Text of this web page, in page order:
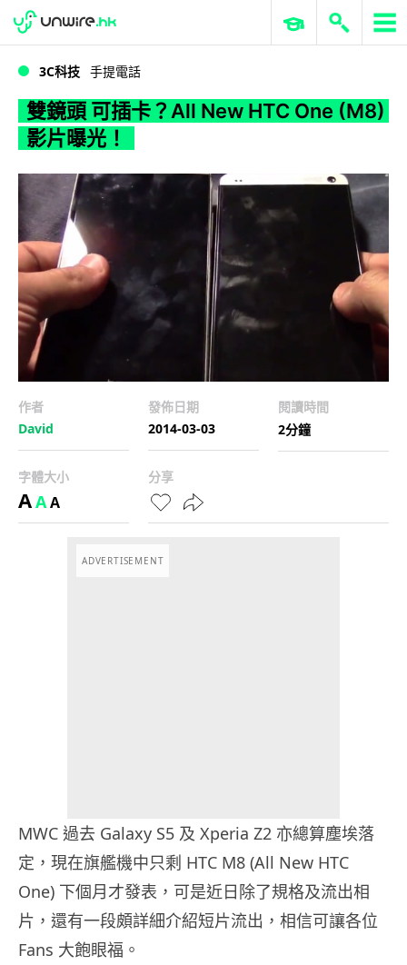
WWDC 2026 ERP 與商業 AI
3C科技 手提電話
雙鏡頭 可插卡？All New HTC One (M8)
影片曝光！
作者
David
發佈日期
2014-03-03
閱讀時間
2分鐘
字體大小
AAA
分享
ADVERTISEMENT
MWC 過去 Galaxy S5 及 Xperia Z2 亦總算塵埃落
定，現在旗艦機中只剩 HTC M8 (All New HTC
One) 下個月才發表，可是近日除了規格及流出相
片，還有一段頗詳細介紹短片流出，相信可讓各位
Fans 大飽眼福。